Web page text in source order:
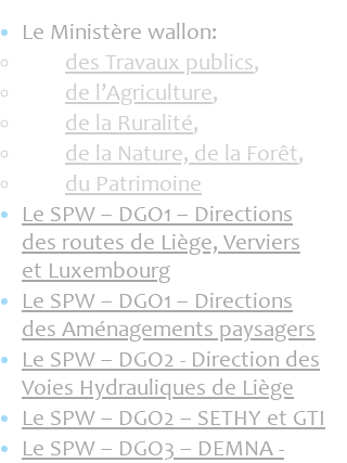
Le Ministère wallon:
des Travaux publics,
de l’Agriculture,
de la Ruralité,
de la Nature, de la Forêt,
du Patrimoine
Le SPW – DGO1 – Directions
des routes de Liège, Verviers
et Luxembourg
Le SPW – DGO1 – Directions
des Aménagements paysagers
Le SPW – DGO2 - Direction des
Voies Hydrauliques de Liège
Le SPW – DGO2 – SETHY et GTI
Le SPW – DGO3 – DEMNA -